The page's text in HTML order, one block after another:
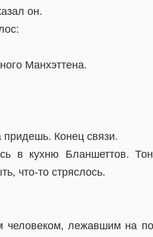
он.
Манхэттена.
Конец связи.
в кухню Бланшеттов.
что-то стряслось.
человеком, лежавшим на